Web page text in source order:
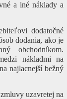
a iné náklady a
dodatočné
dodania, ako je
obchodníkom.
nákladmi na
najlacnejší bežný
uzavretej na